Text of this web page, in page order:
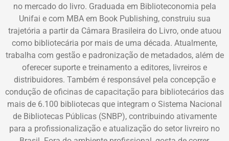
no mercado do livro. Graduada em Biblioteconomia pela
Unifai e com MBA em Book Publishing, construiu sua
trajetória a partir da Câmara Brasileira do Livro, onde atuou
como bibliotecária por mais de uma década. Atualmente,
trabalha com gestão e padronização de metadados, além de
oferecer suporte e treinamento a editores, livreiros e
distribuidores. Também é responsável pela concepção e
condução de oficinas de capacitação para bibliotecários das
mais de 6.100 bibliotecas que integram o Sistema Nacional
de Bibliotecas Públicas (SNBP), contribuindo ativamente
para a profissionalização e atualização do setor livreiro no